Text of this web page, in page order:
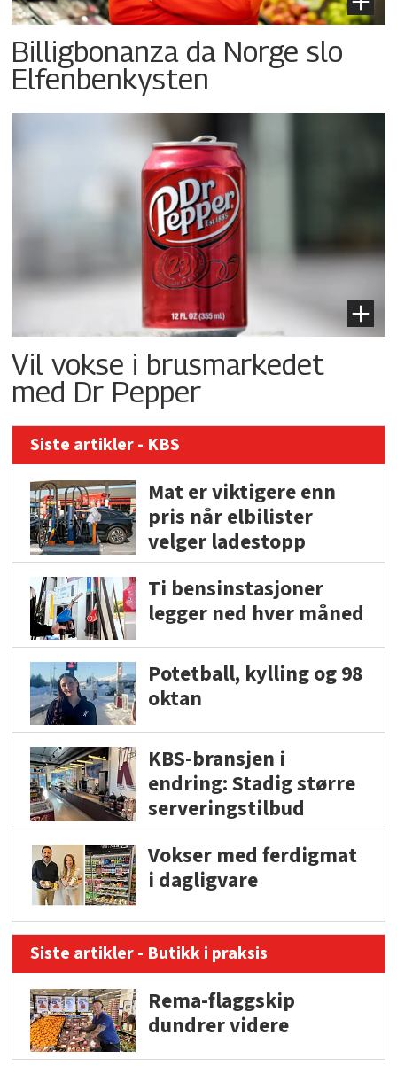
Billigbonanza da Norge slo
Elfenbenkysten
Vil vokse i brusmarkedet
med Dr Pepper
Siste artikler - KBS
Mat er viktigere enn
pris når elbilister
velger ladestopp
Ti bensinstasjoner
legger ned hver måned
Potetball, kylling og 98
oktan
KBS-bransjen i
endring: Stadig større
serveringstilbud
Vokser med ferdigmat
i dagligvare
Siste artikler - Butikk i praksis
Rema-flaggskip
dundrer videre